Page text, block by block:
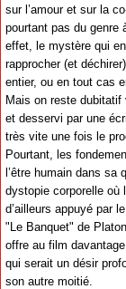
sur l’amour et sur la
pourtant pas du genre
effet, le mystère qui
rapprocher (et
entier, ou en tout cas
Mais on reste
et desservi par une
très vite une fois le
Pourtant, les
l’être humain dans sa
dystopie corporelle où
d’ailleurs appuyé par
"Le Banquet" de
offre au film davantage
qui serait un désir
son autre moitié.